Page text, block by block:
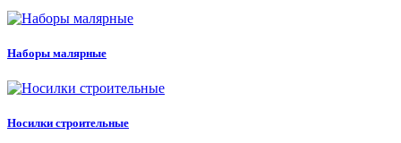
Наборы малярные
Носилки строительные